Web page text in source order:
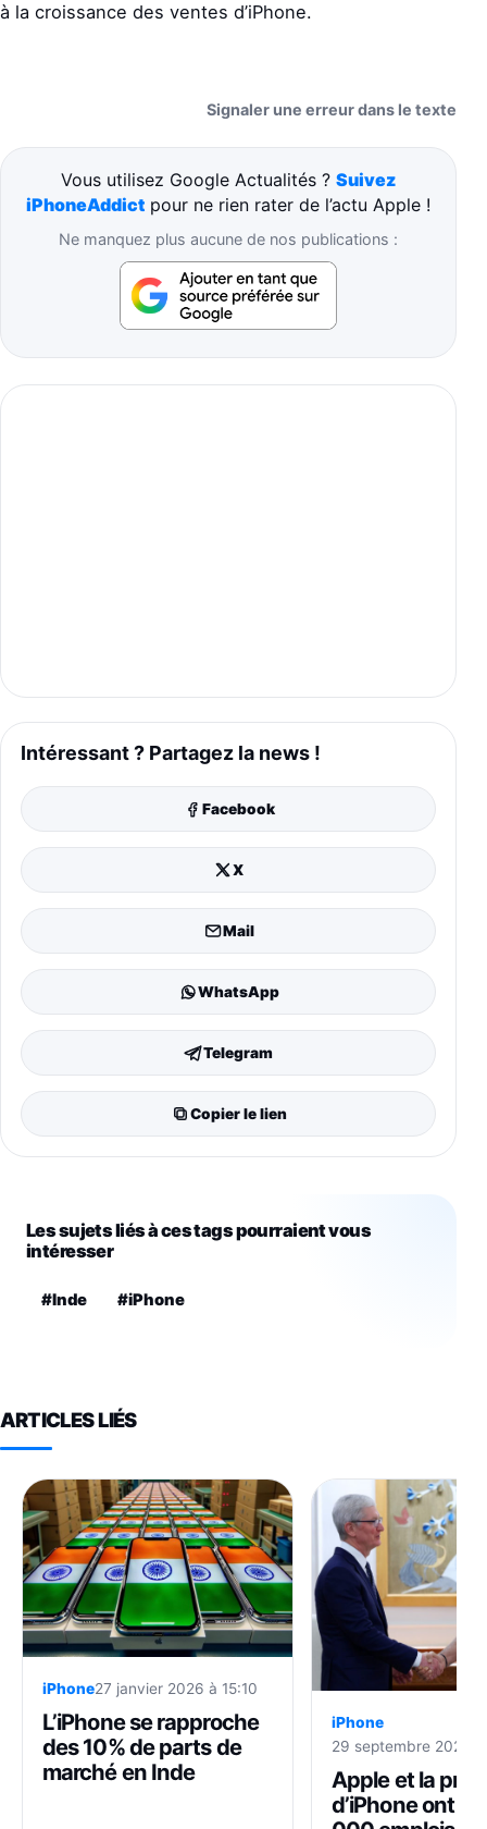
à la croissance des ventes d’iPhone.
Signaler une erreur dans le texte
Vous utilisez Google Actualités ? Suivez
iPhoneAddict pour ne rien rater de l’actu Apple !
Ne manquez plus aucune de nos publications :
Intéressant ? Partagez la news !
Facebook
X
Mail
WhatsApp
Telegram
Copier le lien
Les sujets liés à ces tags pourraient vous
intéresser
#Inde #iPhone
ARTICLES LIÉS
iPhone27 janvier 2026 à 15:10
L’iPhone se rapproche
des 10% de parts de
marché en Inde
iPhone
29 septembre 2025 à
Apple et la
d’iPhone ont